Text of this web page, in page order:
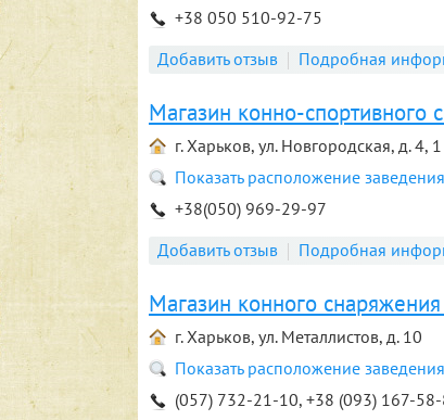
+38 050 510-92-75
Добавить отзыв
Подробная
Магазин конно-спортивного
г. Харьков, ул. Новгородская, д. 4,
Показать расположение
+38(050) 969-29-97
Добавить отзыв
Подробная
Магазин конного
г. Харьков, ул. Металлистов, д. 10
Показать расположение
(057) 732-21-10, +38 (093) 167-